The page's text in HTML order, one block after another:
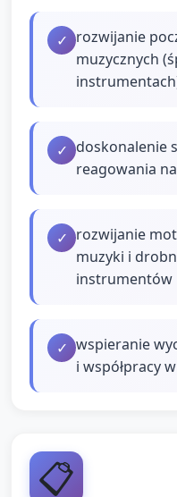
✓ rozwijanie
muzycznych
✓ doskonalenie
reagowania
✓ rozwijanie
muzyki i
instrumentów
✓ wspieranie
i współpracy
📋